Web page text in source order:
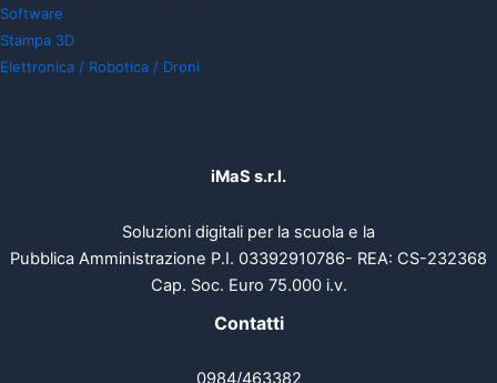
Software
Stampa 3D
Elettronica / Robotica / Droni
iMaS s.r.l.
Soluzioni digitali per la scuola e la
Pubblica Amministrazione P.I. 03392910786- REA: CS-232368
Cap. Soc. Euro 75.000 i.v.
Contatti